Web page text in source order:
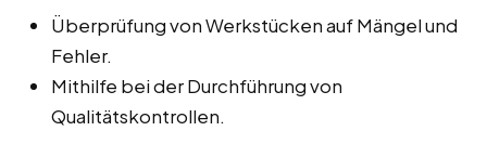
Überprüfung von Werkstücken auf Mängel und
Fehler.
Mithilfe bei der Durchführung von
Qualitätskontrollen.